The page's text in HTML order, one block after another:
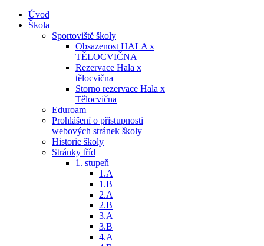
Úvod
Škola
Sportoviště školy
Obsazenost HALA x
TĚLOCVIČNA
Rezervace Hala x
tělocvična
Storno rezervace Hala x
Tělocvična
Eduroam
Prohlášení o přístupnosti
webových stránek školy
Historie školy
Stránky tříd
1. stupeň
1.A
1.B
2.A
2.B
3.A
3.B
4.A